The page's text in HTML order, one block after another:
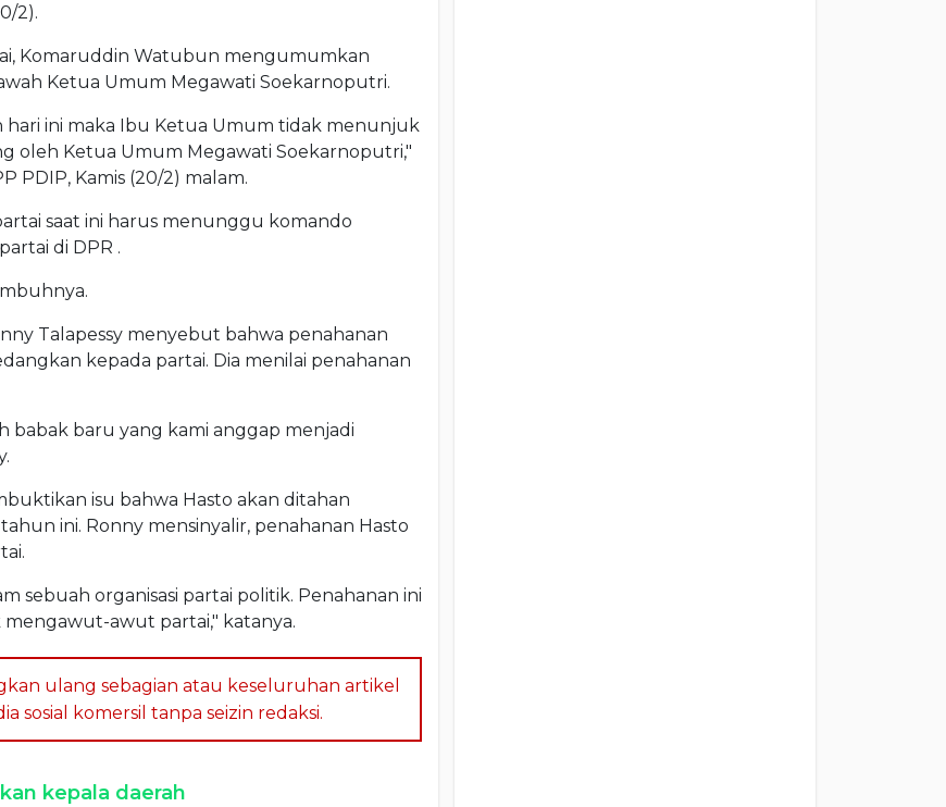
2).
Komaruddin Watubun mengumumkan
Ketua Umum Megawati Soekarnoputri.
hari ini maka Ibu Ketua Umum tidak menunjuk
oleh Ketua Umum Megawati Soekarnoputri,"
PDIP, Kamis (20/2) malam.
saat ini harus menunggu komando
di DPR .
Talapessy menyebut bahwa penahanan
kepada partai. Dia menilai penahanan
babak baru yang kami anggap menjadi
isu bahwa Hasto akan ditahan
ini. Ronny mensinyalir, penahanan Hasto
sebuah organisasi partai politik. Penahanan ini
mengawut-awut partai," katanya.
ulang sebagian atau keseluruhan artikel
sosial komersil tanpa seizin redaksi.
kepala daerah